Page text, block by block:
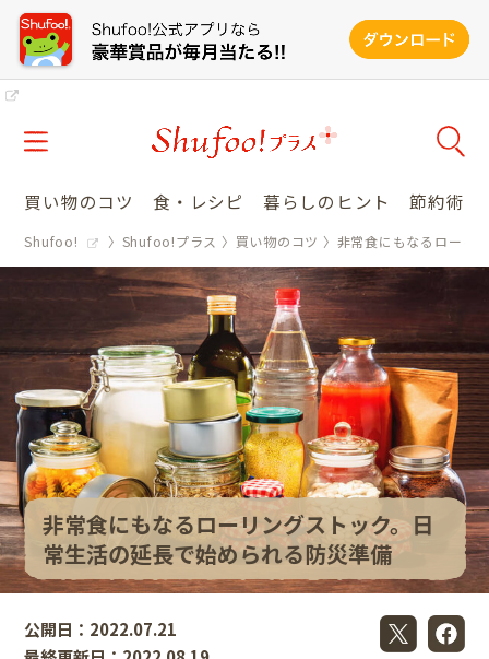
買い物のコツ 食・レシピ 暮らしのヒント 節約術
Shufoo! Shufoo!プラス 買い物のコツ 非常食にもなるローリ
非常食にもなるローリングストック。日
常生活の延長で始められる防災準備
公開日：2022.07.21